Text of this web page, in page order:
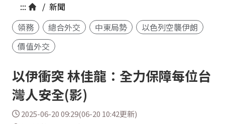
::: / 新聞
領務
總合外交 中東局勢
以色列空襲伊朗
價值外交
以伊衝突 林佳龍：全力保障每位台
灣人安全(影)
2025-06-20 09:29(06-20 10:42更新)